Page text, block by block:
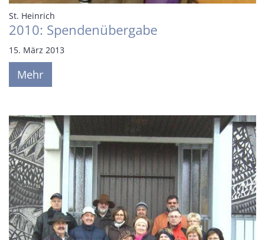
St. Heinrich
2010: Spendenübergabe
15. März 2013
Mehr